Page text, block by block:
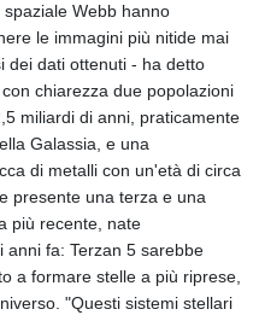
Webb hanno
le immagini più nitide mai
dei dati ottenuti - ha detto
chiarezza due popolazioni
miliardi di anni, praticamente
Galassia, e una
di metalli con un'età di circa
presente una terza e una
più recente, nate
anni fa: Terzan 5 sarebbe
a formare stelle a più riprese,
"Questi sistemi stellari